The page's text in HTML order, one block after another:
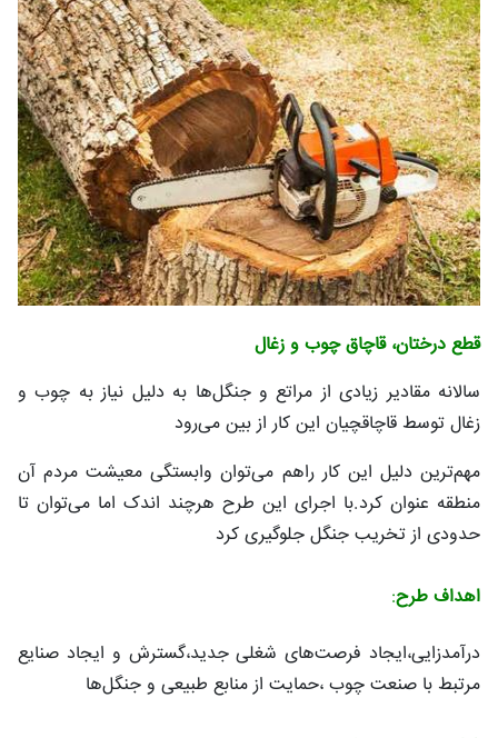
قطع درختان، قاچاق چوب و زغال
سالانه مقادیر زیادی از مراتع و جنگل‌ها به دلیل نیاز به چوب و
زغال توسط قاچاقچیان این کار از بین می‌رود
مهم‌ترین دلیل این کار راهم می‌توان وابستگی معیشت مردم آن
منطقه عنوان کرد.با اجرای این طرح هرچند اندک اما می‌توان تا
حدودی از تخریب جنگل جلوگیری کرد
اهداف طرح:
درآمدزایی،ایجاد فرصت‌های شغلی جدید،گسترش و ایجاد صنایع
مرتبط با صنعت چوب ،حمایت از منابع طبیعی و جنگل‌ها